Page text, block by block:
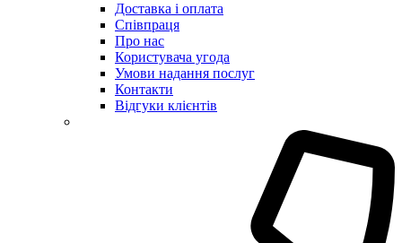
Доставка і оплата
Співпраця
Про нас
Користувача угода
Умови надання послуг
Контакти
Відгуки клієнтів